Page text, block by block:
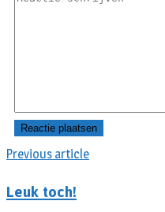
Previous article
Leuk toch!